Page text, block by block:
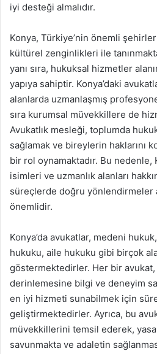
iyi desteği almalıdır.
Konya, Türkiye’nin önemli
kültürel zenginlikleri ile
yanı sıra, hukuksal hizmetler
yapıya sahiptir. Konya’daki
alanlarda uzmanlaşmış
sıra kurumsal müvekkillere de
Avukatlık mesleği, toplumda
sağlamak ve bireylerin haklarını
bir rol oynamaktadır. Bu nedenle,
isimleri ve uzmanlık alanları
süreçlerde doğru yönlendirmeler
önemlidir.
Konya’da avukatlar, medeni
hukuku, aile hukuku gibi birçok
göstermektedirler. Her bir avukat,
derinlemesine bilgi ve deneyim
en iyi hizmeti sunabilmek için
geliştirmektedirler. Ayrıca, bu
müvekkillerini temsil ederek,
savunmakta ve adaletin